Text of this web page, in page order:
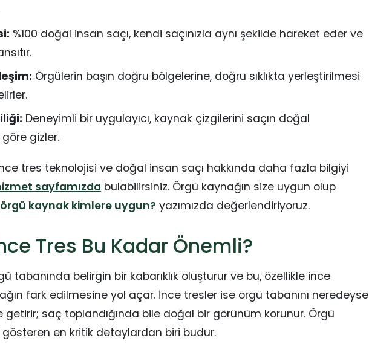
%100 doğal insan saçı, kendi saçınızla aynı şekilde hareket eder ve
Örgülerin başın doğru bölgelerine, doğru sıklıkta yerleştirilmesi
Deneyimli bir uygulayıcı, kaynak çizgilerini saçın doğal
gizler.
ince tres teknolojisi ve doğal insan saçı hakkında daha fazla bilgiyi
sayfamızda bulabilirsiniz. Örgü kaynağın size uygun olup
örgü kaynak kimlere uygun? yazımızda değerlendiriyoruz.
Tres Bu Kadar Önemli?
tabanında belirgin bir kabarıklık oluşturur ve bu, özellikle ince
fark edilmesine yol açar. İnce tresler ise örgü tabanını neredeyse
getirir; saç toplandığında bile doğal bir görünüm korunur. Örgü
en kritik detaylardan biri budur.